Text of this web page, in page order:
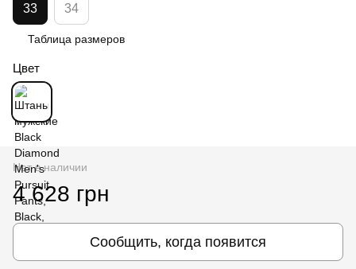
33 34
Таблица размеров
Цвет
Нет в наличии
4 628 грн
Сообщить, когда появится